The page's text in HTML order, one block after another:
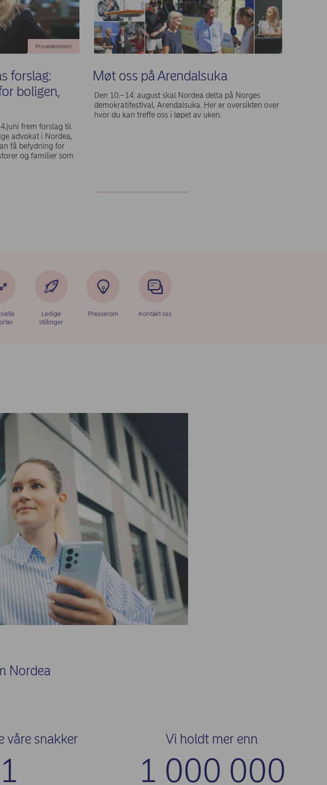
forslag:
boligen,
Privatøkonomi
frem forslag til
advokat i Nordea,
få betydning for
og familier som
Møt oss på Arendalsuka
Den 10.–14. august skal Nordea delta på Norges
demokratifestival, Arendalsuka. Her er oversikten over
hvor du kan treffe oss i løpet av uken.
Ledige
stillinger
Presserom Kontakt oss
Nordea
våre snakker Vi holdt mer enn
1 000 000